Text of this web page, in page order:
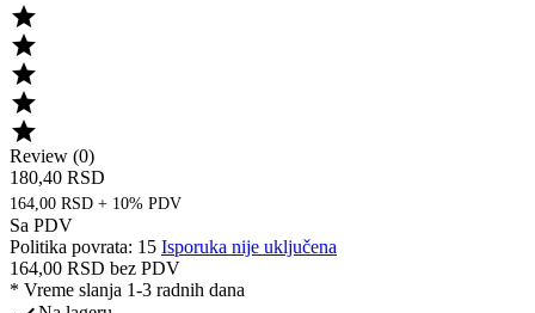





Review (0)
180,40 RSD
164,00 RSD + 10% PDV
Sa PDV
Politika povrata: 15 Isporuka nije uključena
164,00 RSD bez PDV
* Vreme slanja 1-3 radnih dana